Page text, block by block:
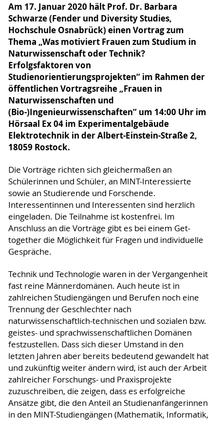
Am 17. Januar 2020 hält Prof. Dr. Barbara
Schwarze (Fender und Diversity Studies,
Hochschule Osnabrück) einen Vortrag zum
Thema „Was motiviert Frauen zum Studium in
Naturwissenschaft oder Technik?
Erfolgsfaktoren von
Studienorientierungsprojekten“ im Rahmen der
öffentlichen Vortragsreihe „Frauen in
Naturwissenschaften und
(Bio-)Ingenieurwissenschaften“ um 14:00 Uhr im
Hörsaal Ex 04 im Experimentalgebäude
Elektrotechnik in der Albert-Einstein-Straße 2,
18059 Rostock.
Die Vorträge richten sich gleichermaßen an
Schülerinnen und Schüler, an MINT-Interessierte
sowie an Studierende und Forschende.
Interessentinnen und Interessenten sind herzlich
eingeladen. Die Teilnahme ist kostenfrei. Im
Anschluss an die Vorträge gibt es bei einem Get-
together die Möglichkeit für Fragen und individuelle
Gespräche.
Technik und Technologie waren in der Vergangenheit
fast reine Männerdomänen. Auch heute ist in
zahlreichen Studiengängen und Berufen noch eine
Trennung der Geschlechter nach
naturwissenschaftlich-technischen und sozialen bzw.
geistes- und sprachwissenschaftlichen Domänen
festzustellen. Dass sich dieser Umstand in den
letzten Jahren aber bereits bedeutend gewandelt hat
und zukünftig weiter ändern wird, ist auch der Arbeit
zahlreicher Forschungs- und Praxisprojekte
zuzuschreiben, die zeigen, dass es erfolgreiche
Ansätze gibt, die den Anteil an Studienanfängerinnen
in den MINT-Studiengängen (Mathematik, Informatik,